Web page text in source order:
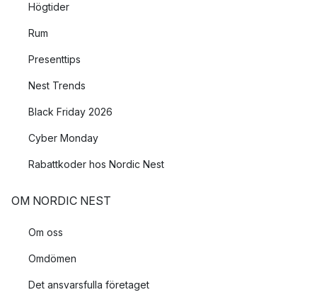
Högtider
Rum
Presenttips
Nest Trends
Black Friday 2026
Cyber Monday
Rabattkoder hos Nordic Nest
OM NORDIC NEST
Om oss
Omdömen
Det ansvarsfulla företaget